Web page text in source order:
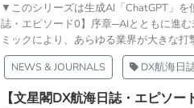
▼このシリーズは生成AI「ChatGPT」
誌・エピソード0】序章─AIとともに進
ミックにより、あらゆる業界が大きな
NEWS & JOURNALS DX航海日
【文星閣DX航海日誌・エピソ